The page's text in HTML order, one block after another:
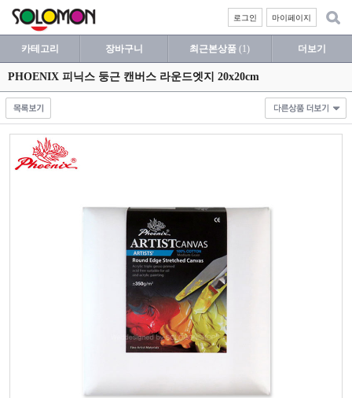
마이페이지
로그인
카테고리 장바구니 최근본상품 (1) 더보기
PHOENIX 피닉스 둥근 캔버스 라운드엣지 20x20cm